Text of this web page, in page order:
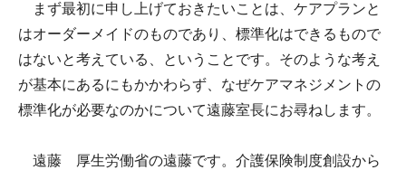
まず最初に申し上げておきたいことは、ケアプランと
はオーダーメイドのものであり、標準化はできるもので
はないと考えている、ということです。そのような考え
が基本にあるにもかかわらず、なぜケアマネジメントの
標準化が必要なのかについて遠藤室長にお尋ねします。
遠藤 厚生労働省の遠藤です。介護保険制度創設から